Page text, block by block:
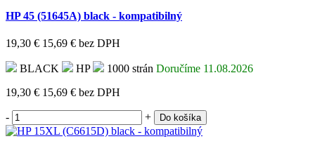
HP 45 (51645A) black - kompatibilný
19,30 € 15,69 € bez DPH
BLACK HP 1000 strán Doručíme 11.08.2026
19,30 € 15,69 € bez DPH
- + Do košíka